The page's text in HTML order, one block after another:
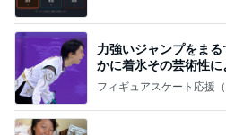
力強いジャンプをま
かに着氷その芸術性
なす
フィギュアスケート応援